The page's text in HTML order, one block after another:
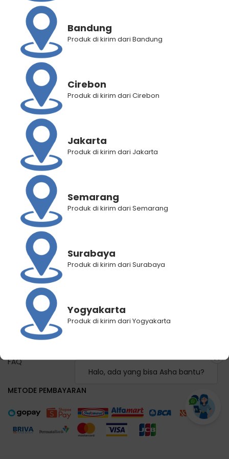
Halo, ada yang bisa Asha bantu?
BANTUAN
Panduan Pembelian
Panduan Registrasi
Panduan Pemilihan Cabang Pengiriman
Panduan Lacak Pengiriman
Lacak Pengiriman
Hubungi Kami
KEBIJAKAN KAMI
Syarat dan Ketentuan
FAQ
METODE PEMBAYARAN
Bandung
Produk di kirim dari Bandung
Cirebon
Produk di kirim dari Cirebon
Jakarta
Produk di kirim dari Jakarta
Semarang
Produk di kirim dari Semarang
Surabaya
Produk di kirim dari Surabaya
Yogyakarta
Produk di kirim dari Yogyakarta